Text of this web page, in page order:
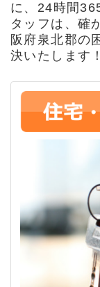
に、24時間
タッフは、確
阪府泉北郡の
決いたします！